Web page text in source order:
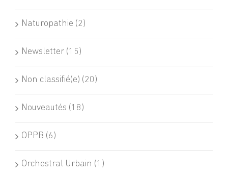
Naturopathie (2)
Newsletter (15)
Non classifié(e) (20)
Nouveautés (18)
OPPB (6)
Orchestral Urbain (1)